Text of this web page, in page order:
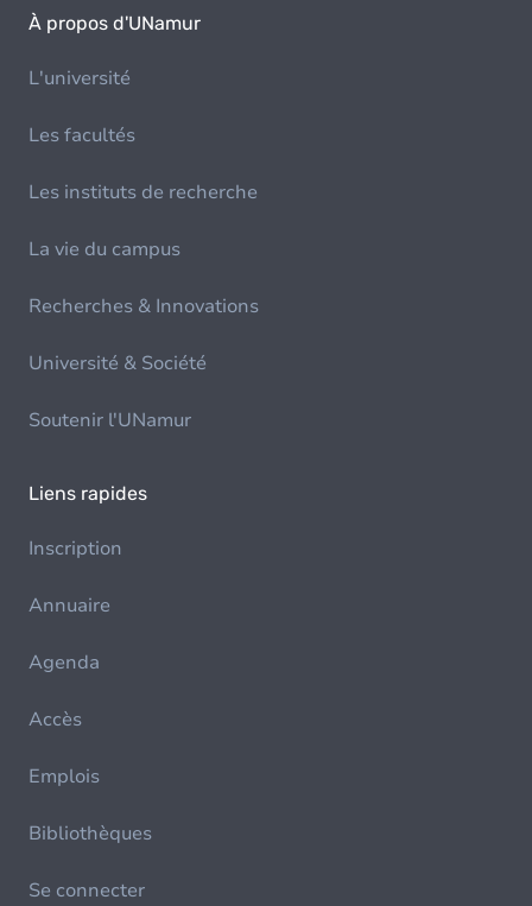
À propos d'UNamur
L'université
Les facultés
Les instituts de recherche
La vie du campus
Recherches & Innovations
Université & Société
Soutenir l'UNamur
Liens rapides
Inscription
Annuaire
Agenda
Accès
Emplois
Bibliothèques
Se connecter